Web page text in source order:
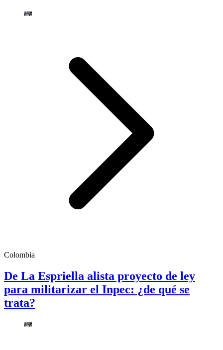
Colombia
De La Espriella alista proyecto de ley
para militarizar el Inpec: ¿de qué se
trata?